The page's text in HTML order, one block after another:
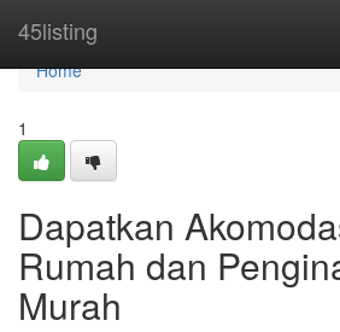
45listing
Home
Home
1
Dapatkan
Rumah dan
Murah